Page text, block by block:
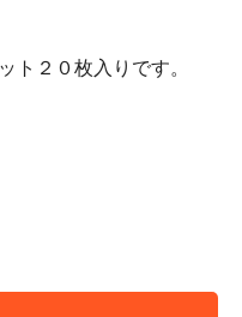
ト２０枚入りです。